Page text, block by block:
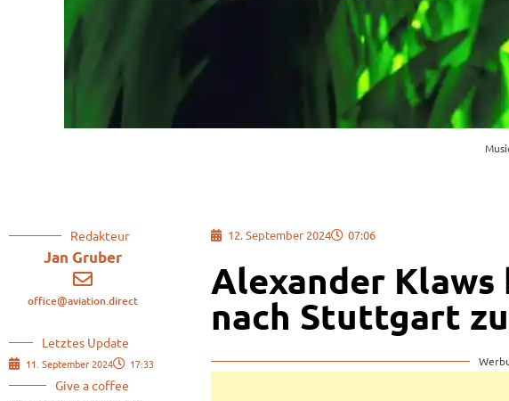
Redakteur
Jan Gruber
office@aviation.direct
Letztes Update
11. September 2024 17:33
Give a coffee
12. September 2024 07:06
Alexander Klaws
nach Stuttgart